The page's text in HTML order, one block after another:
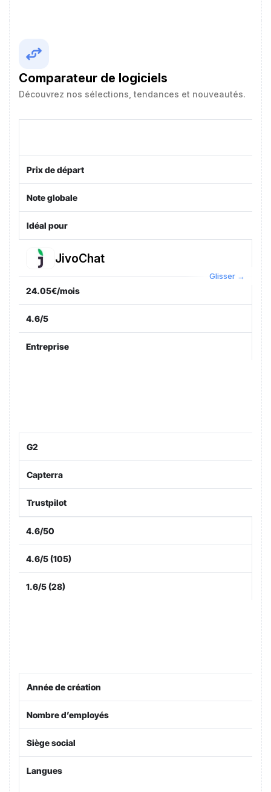
Comparateur de logiciels
Découvrez nos sélections, tendances et nouveautés.
Prix de départ
Note globale
Idéal pour
JivoChat
24.05€/mois
4.6/5
Entreprise
G2
Capterra
Trustpilot
4.6/50
4.6/5 (105)
1.6/5 (28)
Année de création
Nombre d’employés
Siège social
Langues